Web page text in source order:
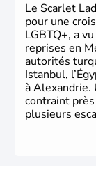
Le Scarlet
pour une
LGBTQ+, a
reprises en
autorités
Istanbul,
à Alexandrie.
contraint
plusieurs